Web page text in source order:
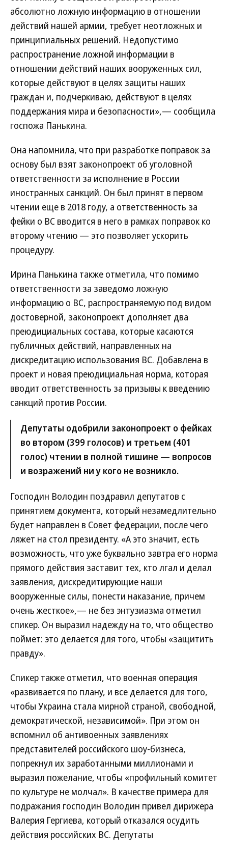
абсолютно ложную информацию в отношении
действий нашей армии, требует неотложных и
принципиальных решений. Недопустимо
распространение ложной информации в
отношении действий наших вооруженных сил,
которые действуют в целях защиты наших
граждан и, подчеркиваю, действуют в целях
поддержания мира и безопасности»,— сообщила
госпожа Панькина.
Она напомнила, что при разработке поправок за
основу был взят законопроект об уголовной
ответственности за исполнение в России
иностранных санкций. Он был принят в первом
чтении еще в 2018 году, а ответственность за
фейки о ВС вводится в него в рамках поправок ко
второму чтению — это позволяет ускорить
процедуру.
Ирина Панькина также отметила, что помимо
ответственности за заведомо ложную
информацию о ВС, распространяемую под видом
достоверной, законопроект дополняет два
преюдициальных состава, которые касаются
публичных действий, направленных на
дискредитацию использования ВС. Добавлена в
проект и новая преюдициальная норма, которая
вводит ответственность за призывы к введению
санкций против России.
Депутаты одобрили законопроект о фейках
во втором (399 голосов) и третьем (401
голос) чтении в полной тишине — вопросов
и возражений ни у кого не возникло.
Господин Володин поздравил депутатов с
принятием документа, который незамедлительно
будет направлен в Совет федерации, после чего
ляжет на стол президенту. «А это значит, есть
возможность, что уже буквально завтра его норма
прямого действия заставит тех, кто лгал и делал
заявления, дискредитирующие наши
вооруженные силы, понести наказание, причем
очень жесткое»,— не без энтузиазма отметил
спикер. Он выразил надежду на то, что общество
поймет: это делается для того, чтобы «защитить
правду».
Спикер также отметил, что военная операция
«развивается по плану, и все делается для того,
чтобы Украина стала мирной страной, свободной,
демократической, независимой». При этом он
вспомнил об антивоенных заявлениях
представителей российского шоу-бизнеса,
попрекнул их заработанными миллионами и
выразил пожелание, чтобы «профильный комитет
по культуре не молчал». В качестве примера для
подражания господин Володин привел дирижера
Валерия Гергиева, который отказался осудить
действия российских ВС. Депутаты